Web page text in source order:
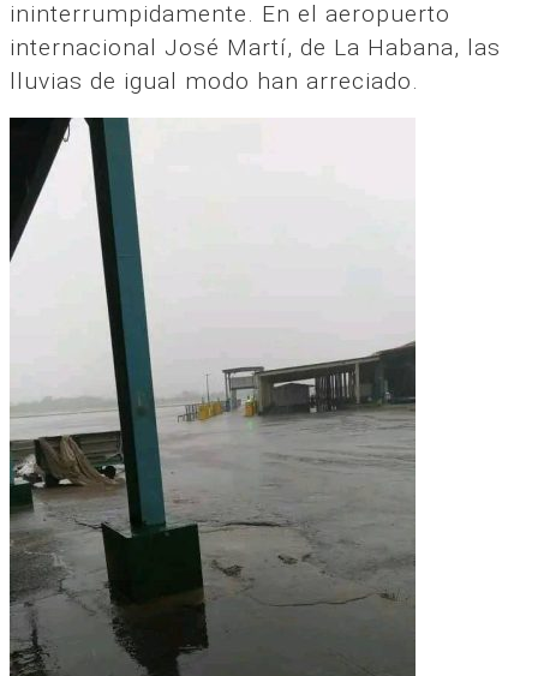
ininterrumpidamente. En el aeropuerto
internacional José Martí, de La Habana, las
lluvias de igual modo han arreciado.